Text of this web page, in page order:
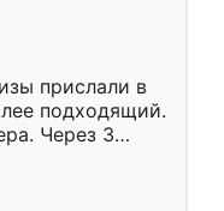
прислали в
подходящий.
Через 3
Остались
Ренессанс